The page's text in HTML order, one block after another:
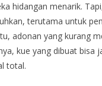
hidangan menarik.
terutama untuk
adonan yang kurang
kue yang dibuat bisa
total.